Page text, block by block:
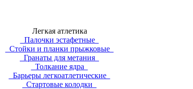
Легкая атлетика
Палочки эстафетные
Стойки и планки прыжковые
Гранаты для метания
Толкание ядра
Барьеры легкоатлетические
Стартовые колодки